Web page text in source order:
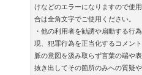
けなどのエラーになりますので使
合は全角文字でご使用ください。
・他の利用者を勧誘や扇動する行
現、犯罪行為を正当化するコメン
脈の意図を汲み取らず言葉の端や
抜き出してその箇所のみへの質疑